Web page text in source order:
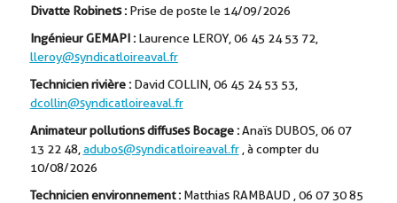
Divatte Robinets : Prise de poste le 14/09/2026
Ingénieur GEMAPI :Laurence LEROY, 06 45 24 53 72,
lleroy@syndicatloireaval.fr
Technicien rivière : David COLLIN, 06 45 24 53 53,
dcollin@syndicatloireaval.fr
Animateur pollutions diffuses Bocage :Anaïs DUBOS, 06 07
13 22 48, adubos@syndicatloireaval.fr, à compter du
10/08/2026
Technicien environnement : Matthias RAMBAUD , 06 07 30 85